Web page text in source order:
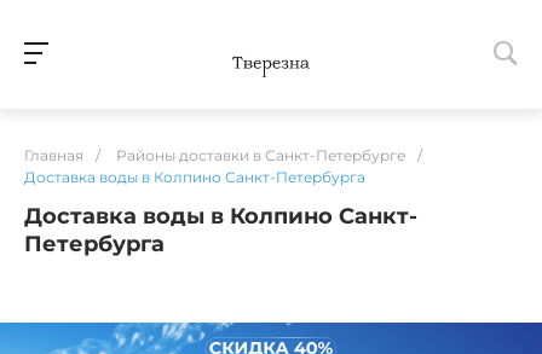
Главная / Районы доставки в Санкт-Петербурге
/
Доставка воды в Колпино Санкт-Петербурга
Доставка воды в Колпино Санкт-
Петербурга